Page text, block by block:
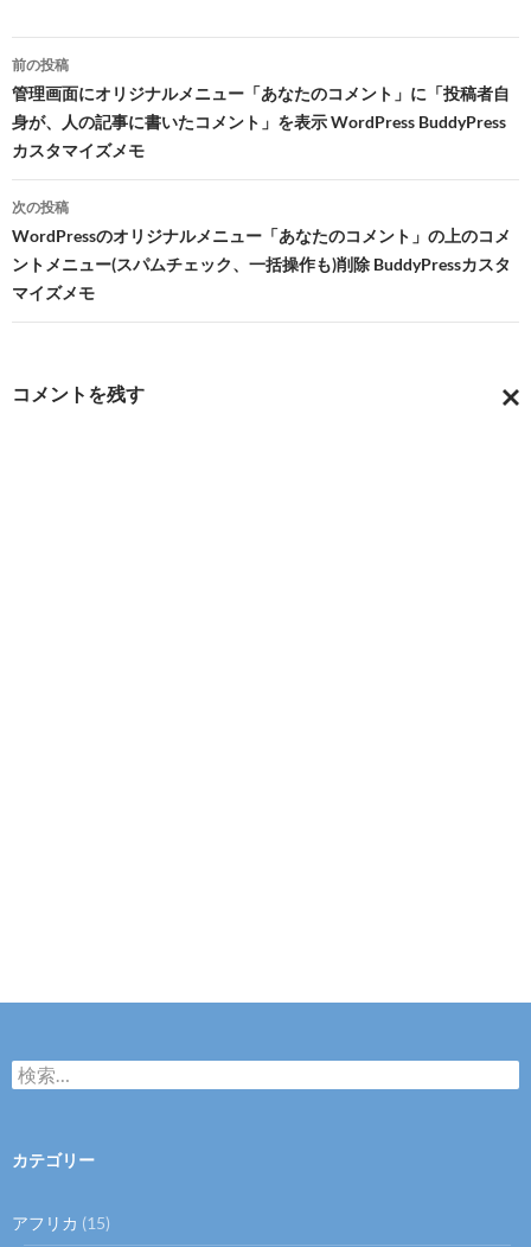
投
稿
ナ
ビ
ゲ
ー
シ
ン
前の投稿
管理画面にオリジナルメニュー「あなたのコメント」に「投稿者自
身が、人の記事に書いたコメント」を表示 WordPress BuddyPress
カスタマイズメモ
次の投稿
WordPressのオリジナルメニュー「あなたのコメント」の上のコメ
ントメニュー(スパムチェック、一括操作も)削除 BuddyPressカスタ
マイズメモ
コメントを残す
検
索
カテゴリー
アフリカ (15)